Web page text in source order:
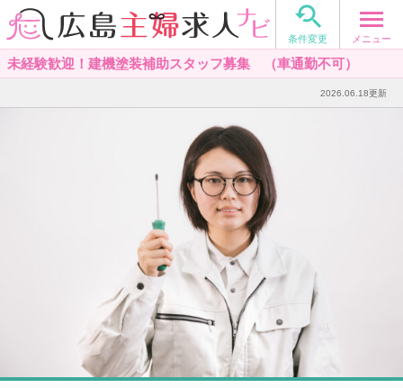

条件変更 メニュー
未経験歓迎！建機塗装補助スタッフ募集 （車通勤不可）
2026.06.18更新